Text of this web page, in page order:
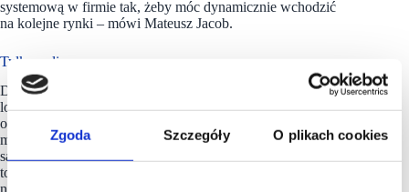
Zgoda Szczegóły O plikach cookies
systemową w firmie tak, żeby móc dynamicznie wchodzić
na kolejne rynki – mówi Mateusz Jacob.
Tylko online
Dla sieci uruchomienie platformy to także duże wyzwanie
logistyczne oraz możliwość sprawdzenia sprawności
operacyjnej. Wysyłki zamówień realizowane są z polskiego
magazynu firmy. Dostawy do klienta w 100 proc. realizowane
są przez włoską firmę kurierską BRT. Docelowy czas dostawy
to pomiędzy 3 a 5 dni roboczych. Sieć na obecną chwilę